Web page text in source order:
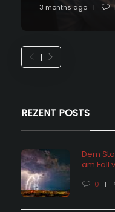
3 months ago
REZENT POSTS
Dem
am Fall
0